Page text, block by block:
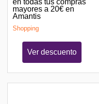
en todas tus compras
mayores a 20€ en
Amantis
Shopping
Ver descuento